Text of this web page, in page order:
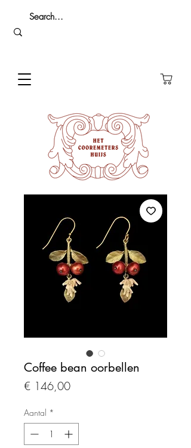
Coffee bean oorbellen
€ 146,00Prijs
Aantal *